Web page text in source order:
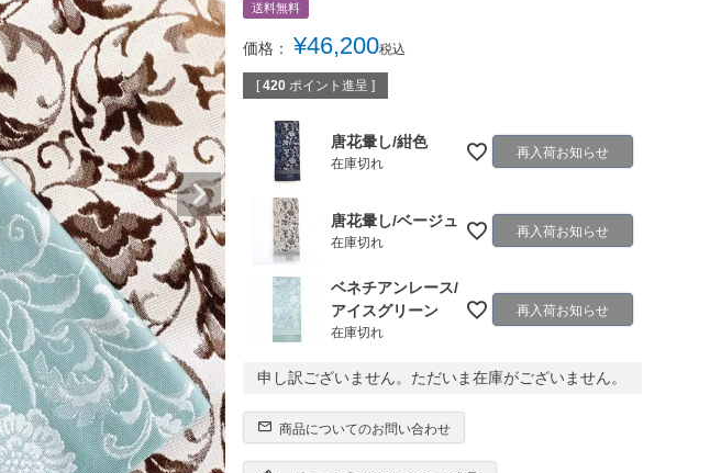
送料無料
価格： ¥46,200税込
[ 420 ポイント進呈 ]
唐花暈し/紺色
在庫切れ
再入荷お知らせ
唐花暈し/ベージュ
在庫切れ
再入荷お知らせ
ベネチアンレース/
アイスグリーン
在庫切れ
再入荷お知らせ
申し訳ございません。ただいま在庫がございません。
商品についてのお問い合わせ